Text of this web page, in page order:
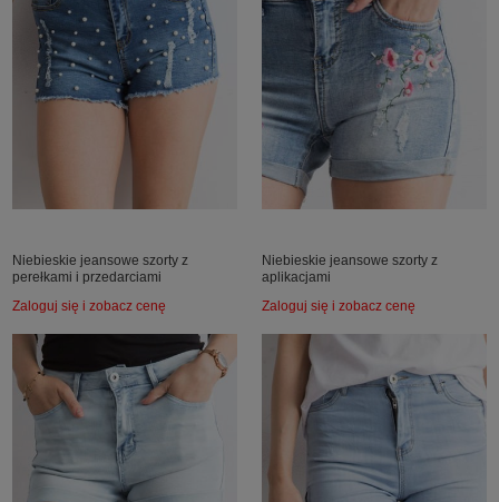
Niebieskie jeansowe szorty z
perełkami i przedarciami
Zaloguj się i zobacz cenę
Niebieskie jeansowe szorty z
aplikacjami
Zaloguj się i zobacz cenę